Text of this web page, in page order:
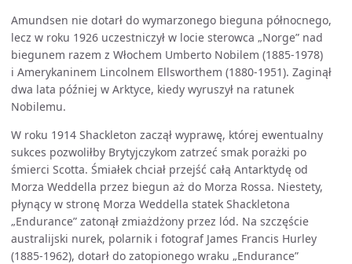
Amundsen nie dotarł do wymarzonego bieguna północnego,
lecz w roku 1926 uczestniczył w locie sterowca „Norge” nad
biegunem razem z Włochem Umberto Nobilem (1885-1978)
i Amerykaninem Lincolnem Ellsworthem (1880-1951). Zaginął
dwa lata później w Arktyce, kiedy wyruszył na ratunek
Nobilemu.
W roku 1914 Shackleton zaczął wyprawę, której ewentualny
sukces pozwoliłby Brytyjczykom zatrzeć smak porażki po
śmierci Scotta. Śmiałek chciał przejść całą Antarktydę od
Morza Weddella przez biegun aż do Morza Rossa. Niestety,
płynący w stronę Morza Weddella statek Shackletona
„Endurance” zatonął zmiażdżony przez lód. Na szczęście
australijski nurek, polarnik i fotograf James Francis Hurley
(1885-1962), dotarł do zatopionego wraku „Endurance”